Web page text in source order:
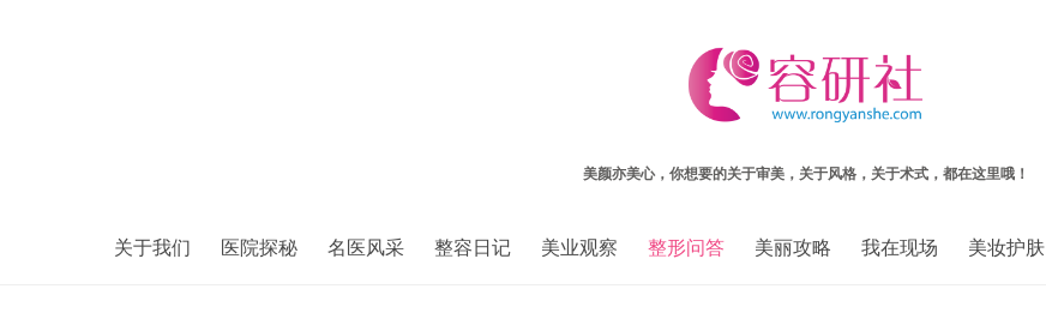
美颜亦美心，你想要的关于审美，关于风格，关于术式，都在这里哦！
关于我们 医院探秘 名医风采 整容日记 美业观察 整形问答 美丽攻略 我在现场 美妆护肤